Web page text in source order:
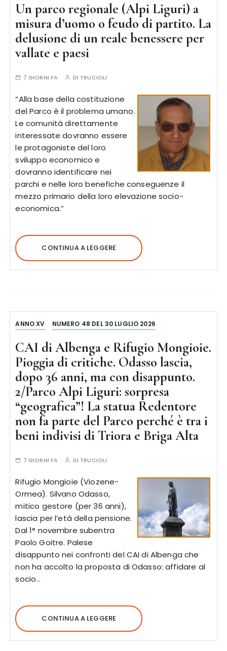
Un parco regionale (Alpi Liguri) a
misura d’uomo o feudo di partito. La
delusione di un reale benessere per
vallate e paesi
7 GIORNI FA DI TRUCIOLI
“Alla base della costituzione
del Parco è il problema umano.
Le comunità direttamente
interessate dovranno essere
le protagoniste del loro
sviluppo economico e
dovranno identificare nei
parchi e nelle loro benefiche conseguenze il
mezzo primario della loro elevazione socio-
economica.”
CONTINUA A LEGGERE
ANNO XV NUMERO 48 DEL 30 LUGLIO 2026
CAI di Albenga e Rifugio Mongioie.
Pioggia di critiche. Odasso lascia,
dopo 36 anni, ma con disappunto.
2/Parco Alpi Liguri: sorpresa
“geografica”! La statua Redentore
non fa parte del Parco perché è tra i
beni indivisi di Triora e Briga Alta
7 GIORNI FA DI TRUCIOLI
Rifugio Mongioie (Viozene-
Ormea). Silvano Odasso,
mitico gestore (per 36 anni),
lascia per l’età della pensione.
Dal 1° novembre subentra
Paolo Goitre. Palese
disappunto nei confronti del CAI di Albenga che
non ha accolto la proposta di Odasso: affidare al
socio…
CONTINUA A LEGGERE